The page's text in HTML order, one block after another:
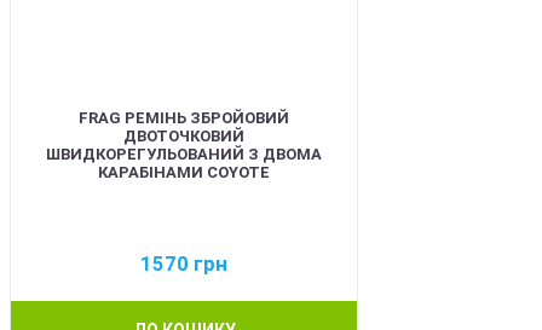
FRAG РЕМІНЬ ЗБРОЙОВИЙ
ДВОТОЧКОВИЙ
ШВИДКОРЕГУЛЬОВАНИЙ З ДВОМА
КАРАБІНАМИ COYOTE
1570 грн